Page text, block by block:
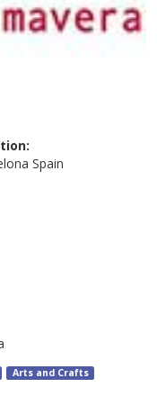
Spain
Arts and Crafts